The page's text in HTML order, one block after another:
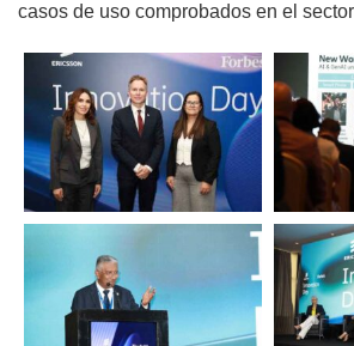
casos de uso comprobados en el